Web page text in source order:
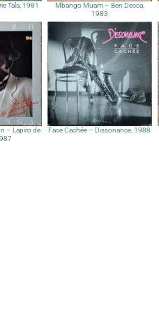
Tala, 1981
Mbango Muam – Ben Decca,
1983
– Lapiro de
Face Cachée – Dissonance, 1988